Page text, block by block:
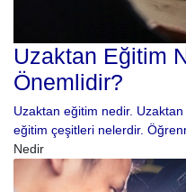
Uzaktan Eğitim
Önemlidir?
Uzaktan eğitim nedir.
eğitim çeşitleri nelerdir.
Nedir